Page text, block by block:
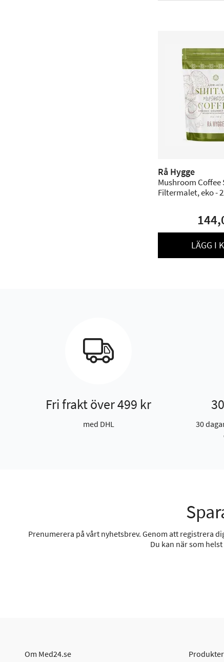
Rå Hygge
Mushroom Coffee
Filtermalet, eko -
LÄGG I
Fri frakt över 499 kr
med DHL
30
Prenumerera på vårt nyhetsbrev. Genom att registrera
Du kan när som
Om Med24.se